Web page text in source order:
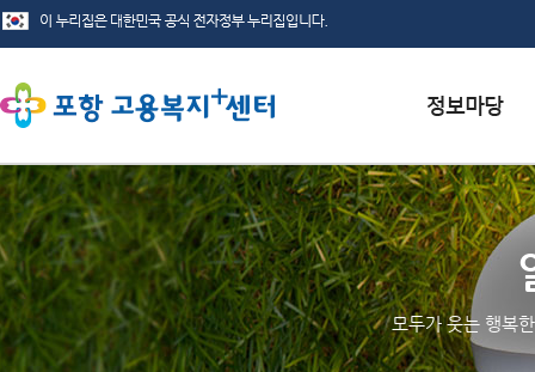
서식자료실
채용정보
인재정보
관련사이트
모두가 웃는 행복